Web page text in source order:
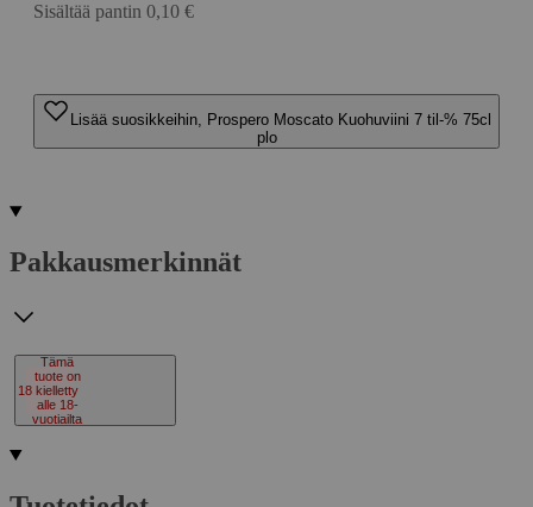
Sisältää pantin 0,10 €
Lisää suosikkeihin, Prospero Moscato Kuohuviini 7 til-% 75cl
plo
Pakkausmerkinnät
18
Tämä
tuote on
kielletty
alle 18-
vuotiailta